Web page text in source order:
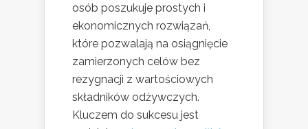
osób poszukuje prostych i
ekonomicznych rozwiązań,
które pozwalają na osiągnięcie
zamierzonych celów bez
rezygnacji z wartościowych
składników odżywczych.
Kluczem do sukcesu jest